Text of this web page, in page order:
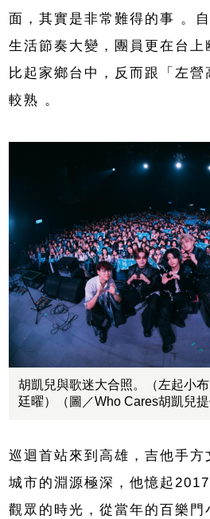
面，其實是非常難得的事 。
生活節奏大變，團員更在台上
比起家鄉台中，反而跟「左
較熟 。
胡凱兒與歌迷大合照。（左起小
廷曜）（圖／Who Cares胡凱兒提
巡迴首站來到高雄，吉他手方
城市的淵源極深，他憶起
觀眾的時光，從當年的百樂門